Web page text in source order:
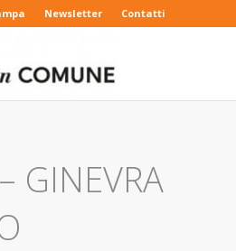
Newsletter Contatti
GINEVRA